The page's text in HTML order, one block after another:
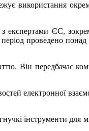
використання
з експертами ЄС,
проведено понад
Він передбачає
електронної
інструменти для